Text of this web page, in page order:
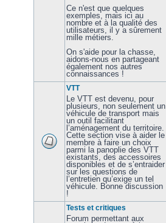
Ce n'est que quelques
exemples, mais ici au
nombre et à la qualité des
utilisateurs, il y a sûrement
mille métiers.
On s'aide pour la chasse,
aidons-nous en partageant
également nos autres
connaissances !
VTT
Le VTT est devenu, pour
plusieurs, non seulement un
véhicule de transport mais
un outil facilitant
l’aménagement du territoire.
Cette section vise à aider le
membre à faire un choix
parmi la panoplie des VTT
existants, des accessoires
disponibles et de s’entraider
sur les questions de
l’entretien qu’exige un tel
véhicule. Bonne discussion
!
Tests et critiques
Forum permettant aux